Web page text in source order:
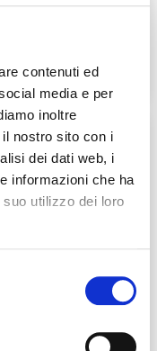
contenuti ed
media e per
inoltre
nostro sito con i
dei dati web, i
informazioni che ha
utilizzo dei loro
Morfologia